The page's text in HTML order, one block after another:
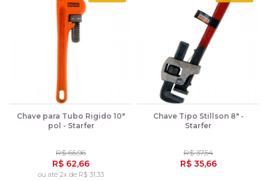
Chave para Tubo Rigido 10"
pol - Starfer
R$ 65,96
R$ 62,66
ou até 2x de R$ 31,33
Chave Tipo Stillson 8" -
Starfer
R$ 37,54
R$ 35,66